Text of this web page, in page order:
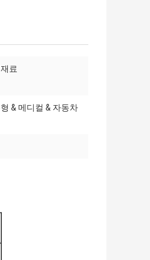
료
& 메디컬 & 자동차